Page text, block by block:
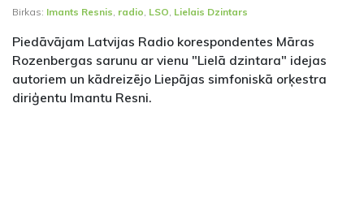
Birkas: Imants Resnis radio LSO Lielais Dzintars
Piedāvājam Latvijas Radio korespondentes Māras
Rozenbergas sarunu ar vienu "Lielā dzintara" idejas
autoriem un kādreizējo Liepājas simfoniskā orķestra
diriģentu Imantu Resni.